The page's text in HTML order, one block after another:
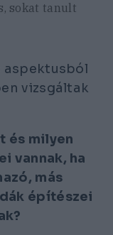
sokat tanult
aspektusból
vizsgáltak
és milyen
vannak, ha
más
építészei